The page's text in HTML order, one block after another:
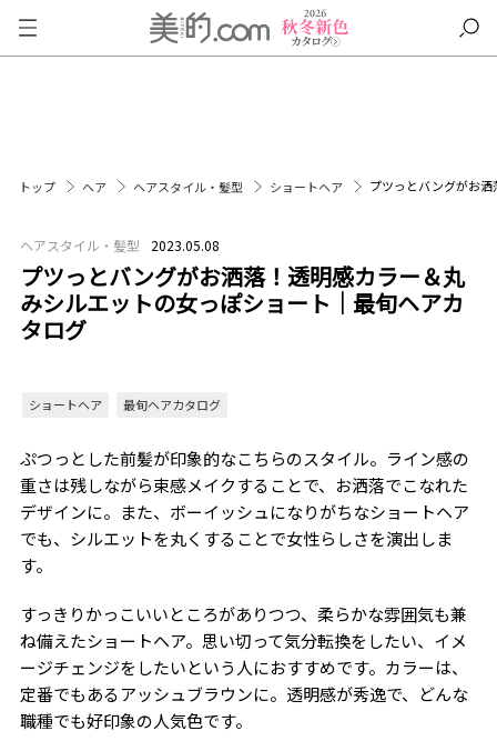
トップ ヘア ヘアスタイル・髪型 ショートヘア プツっとバングがお
ヘアスタイル・髪型 2023.05.08
プツっとバングがお洒落！透明感カラー＆丸
みシルエットの女っぽショート｜最旬ヘアカ
タログ
ショートヘア 最旬ヘアカタログ
ぷつっとした前髪が印象的なこちらのスタイル。ライン感の
重さは残しながら束感メイクすることで、お洒落でこなれた
デザインに。また、ボーイッシュになりがちなショートヘア
でも、シルエットを丸くすることで女性らしさを演出しま
す。
すっきりかっこいいところがありつつ、柔らかな雰囲気も兼
ね備えたショートヘア。思い切って気分転換をしたい、イメ
ージチェンジをしたいという人におすすめです。カラーは、
定番でもあるアッシュブラウンに。透明感が秀逸で、どんな
職種でも好印象の人気色です。